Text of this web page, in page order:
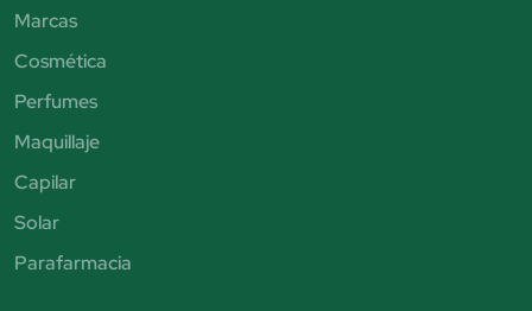
Marcas
Cosmética
Perfumes
Maquillaje
Capilar
Solar
Parafarmacia